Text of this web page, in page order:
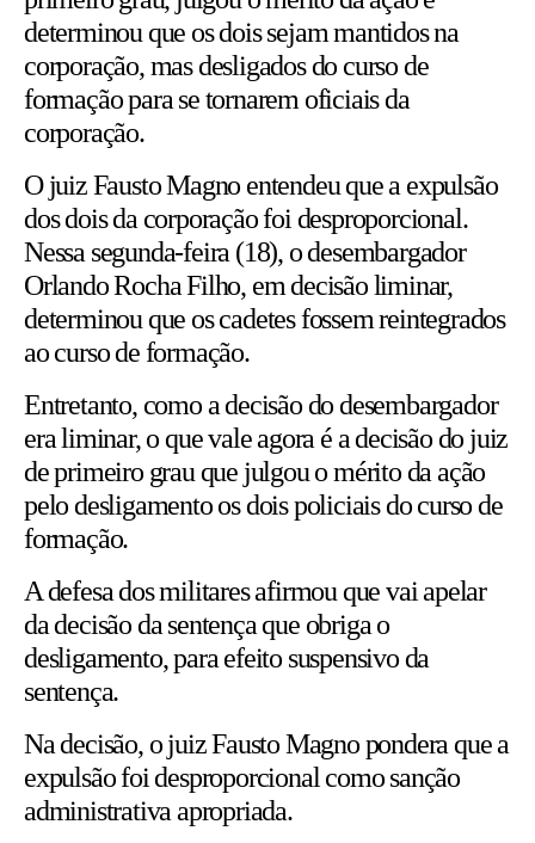
determinou que os dois sejam mantidos na
corporação, mas desligados do curso de
formação para se tornarem oficiais da
corporação.
O juiz Fausto Magno entendeu que a expulsão
dos dois da corporação foi desproporcional.
Nessa segunda-feira (18), o desembargador
Orlando Rocha Filho, em decisão liminar,
determinou que os cadetes fossem reintegrados
ao curso de formação.
Entretanto, como a decisão do desembargador
era liminar, o que vale agora é a decisão do juiz
de primeiro grau que julgou o mérito da ação
pelo desligamento os dois policiais do curso de
formação.
A defesa dos militares afirmou que vai apelar
da decisão da sentença que obriga o
desligamento, para efeito suspensivo da
sentença.
Na decisão, o juiz Fausto Magno pondera que a
expulsão foi desproporcional como sanção
administrativa apropriada.